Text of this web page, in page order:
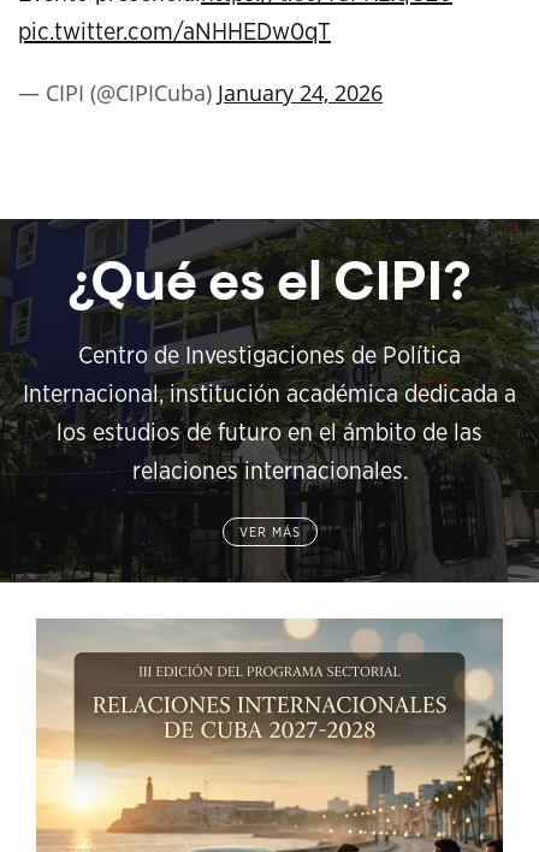
pic.twitter.com/aNHHEDw0qT
— CIPI (@CIPICuba) January 24, 2026
¿Qué es el CIPI?
Centro de Investigaciones de Política
Internacional, institución académica dedicada a
los estudios de futuro en el ámbito de las
relaciones internacionales.
VER MÁS